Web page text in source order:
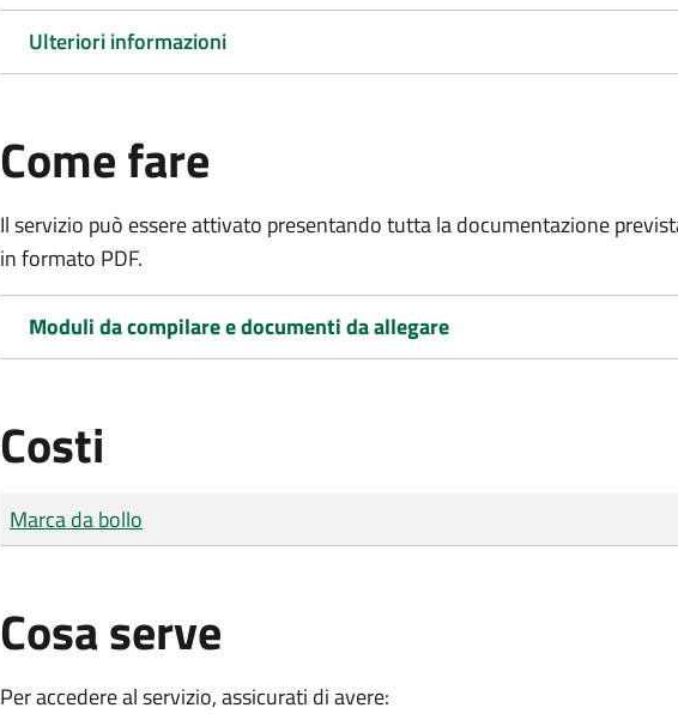
Ulteriori informazioni
Come fare
Il servizio può essere attivato presentando tutta la documentazione
in formato PDF.
Moduli da compilare e documenti da allegare
Costi
Tipo di pagamento
Importo
Marca da bollo
Cosa serve
Per accedere al servizio, assicurati di avere: